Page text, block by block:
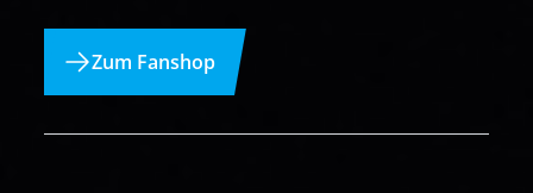
Zum Fanshop